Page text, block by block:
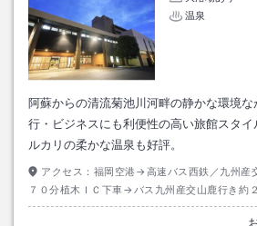
温泉
阿蘇からの清流菊池川河畔の静かな環境
行・ビジネスにも利便性の高い旅館スタ
ルカリの柔かな温泉も好評。
アクセス： 福岡空港→高速バス西鉄／九州産
７０分植木ＩＣ下車→バス九州産交山鹿行き約
歩約５分